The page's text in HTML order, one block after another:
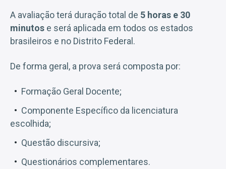
A avaliação terá duração total de 5 horas e 30
minutos e será aplicada em todos os estados
brasileiros e no Distrito Federal.
De forma geral, a prova será composta por:
Formação Geral Docente;
Componente Específico da licenciatura
escolhida;
Questão discursiva;
Questionários complementares.